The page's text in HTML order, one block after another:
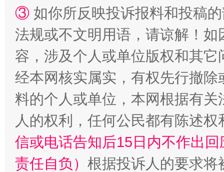
“蜀中异人”王建安的艺术幻境
③ 如你所反映投诉报料和投稿
法规或不文明用语，请谅解！
容，涉及个人或单位版权和其它
经本网核实属实，有权先行撤
料的个人或单位，本网根据有
人的权利，任何公民都有陈述
信或电话告知后15日内不作出
责任自负） 根据投诉人的要求将